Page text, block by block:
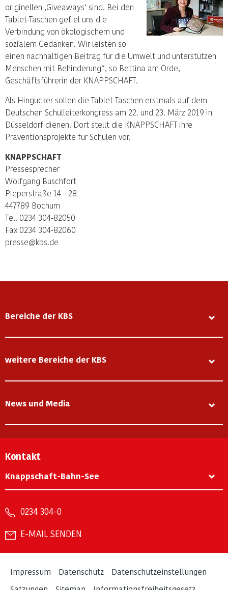
originellen ‚Giveaways‘ sind. Bei den
Tablet-Taschen gefiel uns die
Verbindung von ökologischem und
sozialem Gedanken. Wir leisten so
einen nachhaltigen Beitrag für die Umwelt und unterstützen
Menschen mit Behinderung“, so Bettina am Orde,
Geschäftsführerin der KNAPPSCHAFT.
Als Hingucker sollen die Tablet-Taschen erstmals auf dem
Deutschen Schulleiterkongress am 22. und 23. März 2019 in
Düsseldorf dienen. Dort stellt die KNAPPSCHAFT ihre
Präventionsprojekte für Schulen vor.
KNAPPSCHAFT
Pressesprecher
Wolfgang Buschfort
Pieperstraße 14 – 28
447789 Bochum
Tel. 0234 304-82050
Fax 0234 304-82060
presse@kbs.de
Bereiche der KBS
weitere Bereiche der KBS
News und Media
Kontakt
Knappschaft-Bahn-See
0234 304-0
E-MAIL SENDEN
Impressum Datenschutz
Datenschutzeinstellungen